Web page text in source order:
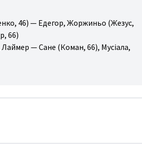
46) — Едегор, Жоржиньо (Жезус,
66)
— Сане (Коман, 66), Мусіала,